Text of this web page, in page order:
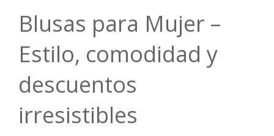
Blusas para Mujer –
Estilo, comodidad y
descuentos
irresistibles